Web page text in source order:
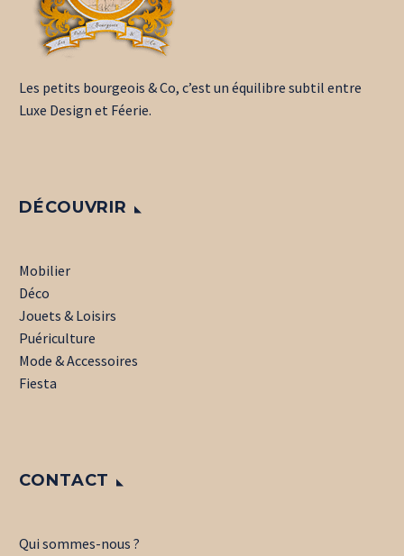
Les petits bourgeois & Co, c’est un équilibre subtil entre
Luxe Design et Féerie.
DÉCOUVRIR
Mobilier
Déco
Jouets & Loisirs
Puériculture
Mode & Accessoires
Fiesta
CONTACT
Qui sommes-nous ?